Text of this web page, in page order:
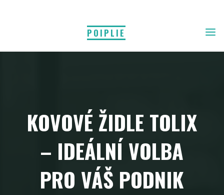
POIPLIE
KOVOVÉ ŽIDLE TOLIX
– IDEÁLNÍ VOLBA
PRO VÁŠ PODNIK